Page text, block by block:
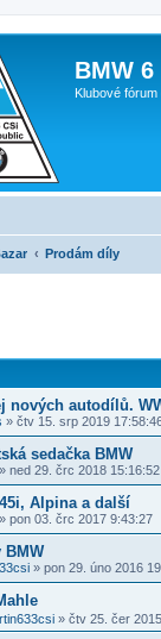
BMW
Klubové
Prodám díly
nových autodílů.
» čtv 15. srp 2019
sedačka BMW
» ned 29. črc 2018 15:16:52
Alpina a další
» pon 03. črc 2017 9:43:27
BMW
» pon 29. úno 2016
» čtv 25. čer